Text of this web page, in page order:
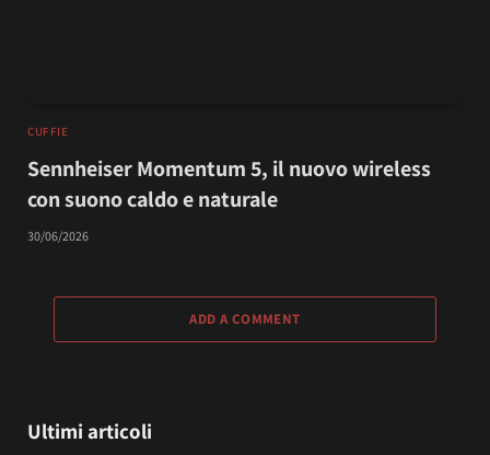
CUFFIE
Sennheiser Momentum 5, il nuovo wireless
con suono caldo e naturale
30/06/2026
ADD A COMMENT
Ultimi articoli